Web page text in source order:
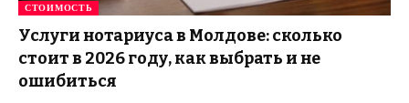
СТОИМОСТЬ
Услуги нотариуса в Молдове: сколько
стоит в 2026 году, как выбрать и не
ошибиться